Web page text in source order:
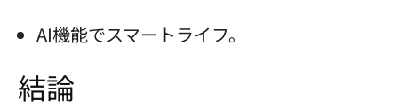
AI機能でスマートライフ。
結論